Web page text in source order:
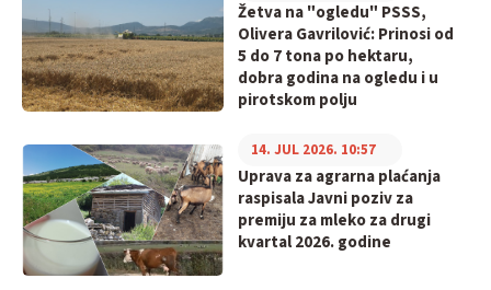
Žetva na "ogledu" PSSS,
Olivera Gavrilović: Prinosi od
5 do 7 tona po hektaru,
dobra godina na ogledu i u
pirotskom polju
Uprava za agrarna plaćanja
raspisala Javni poziv za
premiju za mleko za drugi
kvartal 2026. godine
14. JUL 2026. 10:57